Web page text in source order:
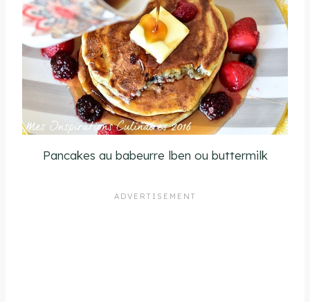
Pancakes au babeurre lben ou buttermilk